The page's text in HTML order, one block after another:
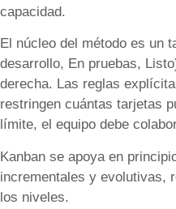
capacidad.
El núcleo del método es un
desarrollo, En pruebas,
derecha. Las reglas
restringen cuántas tarjetas
límite, el equipo debe
Kanban se apoya en
incrementales y evolutivas,
los niveles.